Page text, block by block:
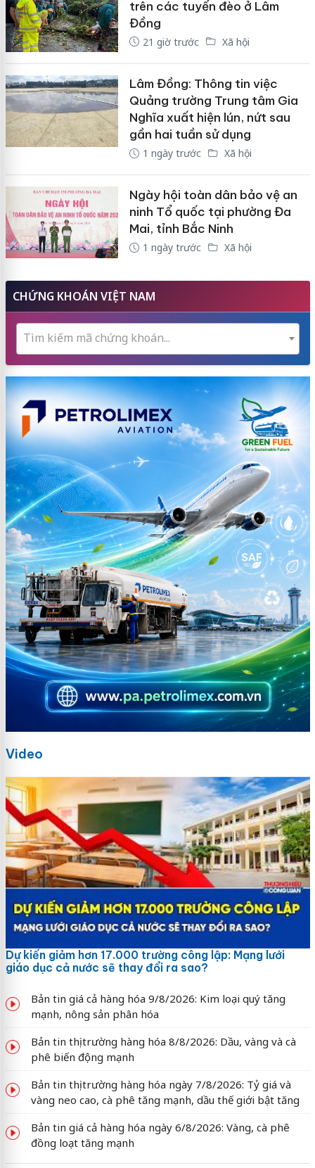
trên các tuyến đèo ở Lâm
Đồng
21 giờ trước Xã hội
Lâm Đồng: Thông tin việc
Quảng trường Trung tâm Gia
Nghĩa xuất hiện lún, nứt sau
gần hai tuần sử dụng
1 ngày trước Xã hội
Ngày hội toàn dân bảo vệ an
ninh Tổ quốc tại phường Đa
Mai, tỉnh Bắc Ninh
1 ngày trước Xã hội
CHỨNG KHOÁN VIỆT NAM
Tìm kiếm mã chứng khoán...
Video
Dự kiến giảm hơn 17.000 trường công lập: Mạng lưới
giáo dục cả nước sẽ thay đổi ra sao?
Bản tin giá cả hàng hóa 9/8/2026: Kim loại quý tăng
mạnh, nông sản phân hóa
Bản tin thị trường hàng hóa 8/8/2026: Dầu, vàng và cà
phê biến động mạnh
Bản tin thị trường hàng hóa ngày 7/8/2026: Tỷ giá và
vàng neo cao, cà phê tăng mạnh, dầu thế giới bật tăng
Bản tin giá cả hàng hóa ngày 6/8/2026: Vàng, cà phê
đồng loạt tăng mạnh